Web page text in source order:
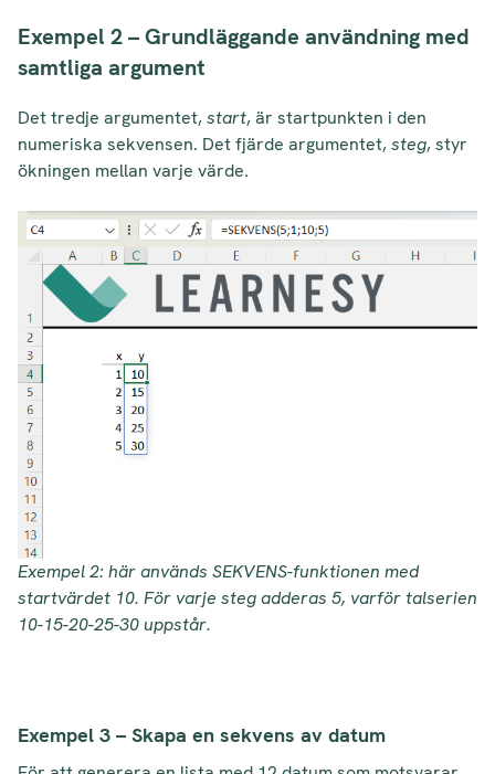
Exempel 2 – Grundläggande användning med
samtliga argument
Det tredje argumentet,start, är startpunkten i den
numeriska sekvensen. Det fjärde argumentet,steg, styr
ökningen mellan varje värde.
Exempel 2: här används SEKVENS-funktionen med
startvärdet 10. För varje steg adderas 5, varför talserien
10-15-20-25-30 uppstår.
Exempel 3 – Skapa en sekvens av datum